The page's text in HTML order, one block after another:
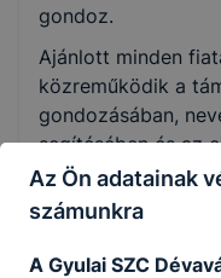
gondoz.
Ajánlott minden
közreműködik a
gondozásában,
segítésében és az
feladatokban.
Az Ön adatainak
számunkra
A Gyulai SZC